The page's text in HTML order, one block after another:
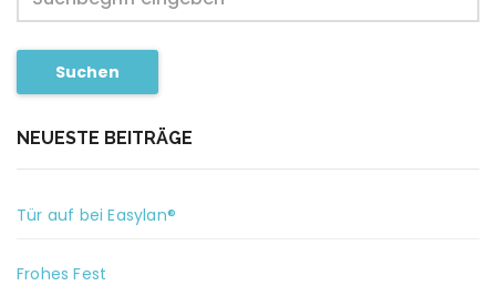
Suchen
NEUESTE BEITRÄGE
Tür auf bei Easylan®
Frohes Fest